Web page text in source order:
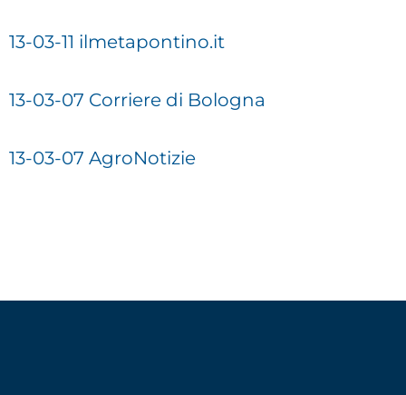
13-03-11 ilmetapontino.it
13-03-07 Corriere di Bologna
13-03-07 AgroNotizie